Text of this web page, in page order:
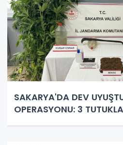
SAKARYA'DA DEV
OPERASYONU: 3